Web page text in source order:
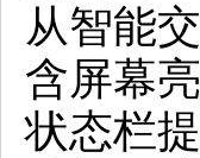
从智能
含屏幕
状态栏